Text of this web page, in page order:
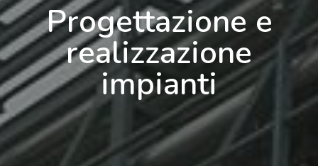
Progettazione e
realizzazione
impianti